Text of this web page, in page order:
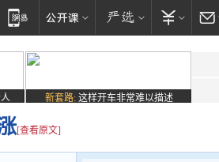
新套路: 这样开车非常难以描述
[查看原文]